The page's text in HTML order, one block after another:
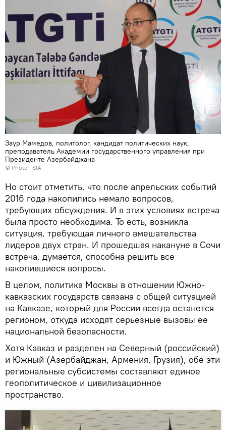
Заур Мамедов, политолог, кандидат политических наук,
преподаватель Академии государственного управления при
Президенте Азербайджана
© Photo : SİA
Но стоит отметить, что после апрельских событий
2016 года накопились немало вопросов,
требующих обсуждения. И в этих условиях встреча
была просто необходима. То есть, возникла
ситуация, требующая личного вмешательства
лидеров двух стран. И прошедшая накануне в Сочи
встреча, думается, способна решить все
накопившиеся вопросы.
В целом, политика Москвы в отношении Южно-
кавказских государств связана с общей ситуацией
на Кавказе, который для России всегда останется
регионом, откуда исходят серьезные вызовы ее
национальной безопасности.
Хотя Кавказ и разделен на Северный (российский)
и Южный (Азербайджан, Армения, Грузия), обе эти
региональные субсистемы составляют единое
геополитическое и цивилизационное
пространство.